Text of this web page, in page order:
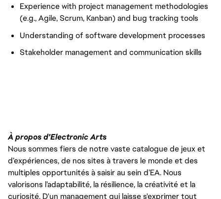
Experience with project management methodologies
(e.g., Agile, Scrum, Kanban) and bug tracking tools
Understanding of software development processes
Stakeholder management and communication skills
À propos d'Electronic Arts
Nous sommes fiers de notre vaste catalogue de jeux et
d’expériences, de nos sites à travers le monde et des
multiples opportunités à saisir au sein d’EA. Nous
valorisons l’adaptabilité, la résilience, la créativité et la
curiosité. D'un management qui laisse s'exprimer tout